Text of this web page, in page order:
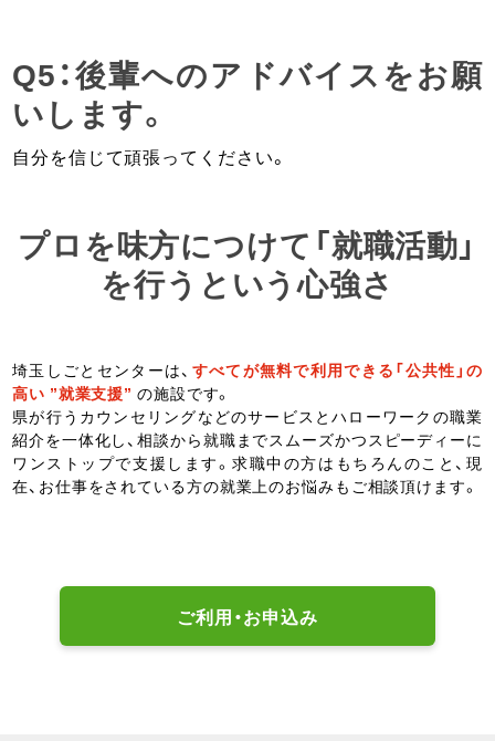
Q5：後輩へのアドバイスをお願
いします。
自分を信じて頑張ってください。
プロを味方につけて「就職活動」
を行うという心強さ
埼玉しごとセンターは、 すべてが無料で利用できる「公共性」の
高い ”就業支援” の施設です。
県が行うカウンセリングなどのサービスとハローワークの職業
紹介を一体化し、相談から就職までスムーズかつスピーディーに
ワンストップで支援します。求職中の方はもちろんのこと、現
在、お仕事をされている方の就業上のお悩みもご相談頂けます。
ご利用・お申込み